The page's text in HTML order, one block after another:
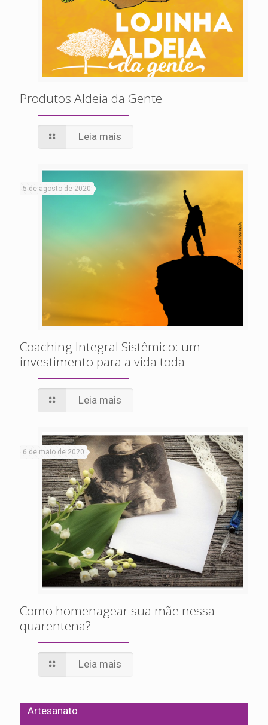
Produtos Aldeia da Gente
Leia mais
5 de agosto de 2020
Coaching Integral Sistêmico: um
investimento para a vida toda
Leia mais
6 de maio de 2020
Como homenagear sua mãe nessa
quarentena?
Leia mais
Artesanato